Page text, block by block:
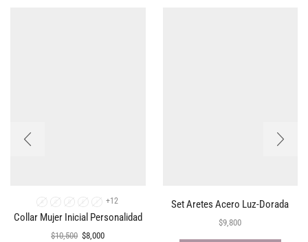
A +12
Collar Mujer Inicial Personalidad
$10,500 $8,000
Set Aretes Acero Luz-Dorada
$9,800